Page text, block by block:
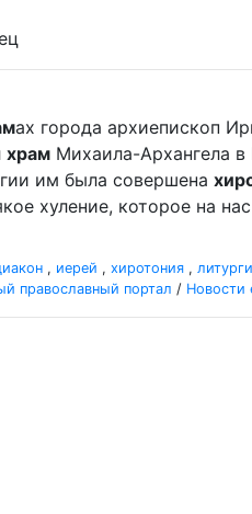
ах города архиепископ
храм Михаила-Архангела в
им была совершена
хуление, которое на
, иерей , хиротония ,
православный портал / Новости